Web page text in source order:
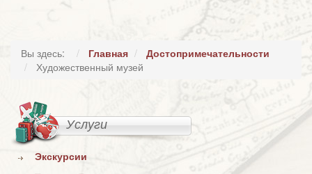
Вы здесь: Главная
Достопримечательности
Художественный музей
Услуги
Экскурсии